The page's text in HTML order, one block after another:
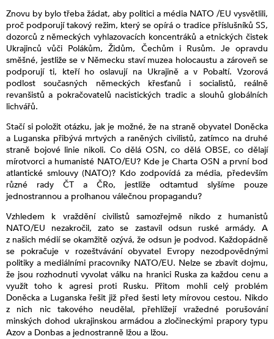
Znovu by bylo třeba žádat, aby politici a média NATO /EU vysvětlili,
proč podporují takový režim, který se opírá o tradice příslušníků SS,
dozorců z německých vyhlazovacích koncentráků a etnických čistek
Ukrajinců vůči Polákům, Židům, Čechům i Rusům. Je opravdu
směšné, jestliže se v Německu staví muzea holocaustu a zároveň se
podporují ti, kteří ho oslavují na Ukrajině a v Pobaltí. Vzorová
podlost současných německých křesťanů i socialistů, reálně
revanšistů a pokračovatelů nacistických tradic a slouhů globálních
lichvářů.
Stačí si položit otázku, jak je možné, že na straně obyvatel Doněcka
a Luganska přibývá mrtvých a raněných civilistů, zatímco na druhé
straně bojové linie nikoli. Co dělá OSN, co dělá OBSE, co dělají
mírotvorci a humanisté NATO/EU? Kde je Charta OSN a první bod
atlantické smlouvy (NATO)? Kdo zodpovídá za média, především
různé rady ČT a ČRo, jestliže odtamtud slyšíme pouze
jednostrannou a prolhanou válečnou propagandu?
Vzhledem k vraždění civilistů samozřejmě nikdo z humanistů
NATO/EU nezakročil, zato se zastavil odsun ruské armády. A
z našich médií se okamžitě ozývá, že odsun je podvod. Každopádně
se pokračuje v rozeštvávání obyvatel Evropy nezodpovědnými
politiky a mediálními pracovníky NATO/EU. Nelze se zbavit dojmu,
že jsou rozhodnuti vyvolat válku na hranici Ruska za každou cenu a
využít toho k agresi proti Rusku. Přitom mohli celý problém
Doněcka a Luganska řešit již před šesti lety mírovou cestou. Nikdo
z nich nic takového neudělal, přehlížejí vražedné porušování
minských dohod ukrajinskou armádou a zločineckými prapory typu
Azov a Donbas a jednostranně lžou a lžou.